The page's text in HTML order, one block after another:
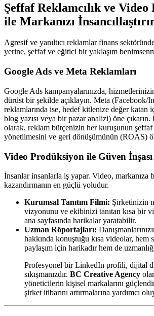
Şeffaf Reklamcılık ve
ile Markanızı
Agresif ve yanıltıcı reklamlar finans
yerine, şeffaf ve eğitici bir yaklaşım
Google Ads ve Meta Reklamları
Google Ads kampanyalarınızda,
dürüst bir şekilde açıklayın. Meta (Facebook/
reklamlarında ise, hedef kitlenize değer katan
blog yazısı veya bir pazar analizi) öne çıkarın.
olarak, reklam bütçenizin her kuruşunun
yönetilmesini ve geri dönüşümünün (ROAS)
Video Prodüksiyon ile Güven İnşası
İnsanlar insanlarla iş yapar. Video, markanıza
kazandırmanın en güçlü yoludur.
Kurumsal Tanıtım Filmi: Şirketinizin
vizyonunu ve ekibinizi tanıtan kısa bir
ana sayfasında harikalar yaratabilir.
Uzman Röportajları:
hakkında konuştuğu kısa videolar, hem
paylaşım için harikadır hem de
Profesyonel bir LinkedIn profili, dijital
sıkışmanızdır. BC Creative Agency
yöneticilerin kişisel markalarını
şirket itibarını artırmalarına yardımcı